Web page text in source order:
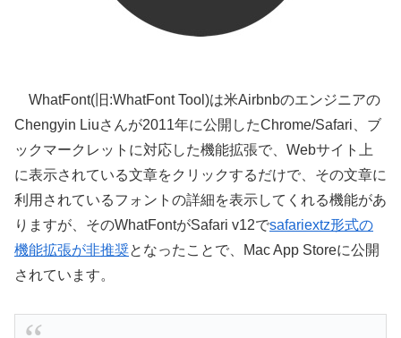
WhatFont(旧:WhatFont Tool)は米Airbnbのエンジニアの
Chengyin Liuさんが2011年に公開したChrome/Safari、ブ
ックマークレットに対応した機能拡張で、Webサイト上
に表示されている文章をクリックするだけで、その文章に
利用されているフォントの詳細を表示してくれる機能があ
りますが、そのWhatFontがSafari v12でsafariextz形式の
機能拡張が非推奨となったことで、Mac App Storeに公開
されています。